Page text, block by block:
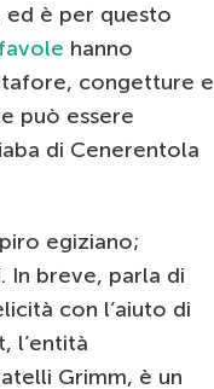
è per questo
favole hanno
congetture e
può essere
di Cenerentola
egiziano;
In breve, parla di
con l’aiuto di
l’entità
Grimm, è un